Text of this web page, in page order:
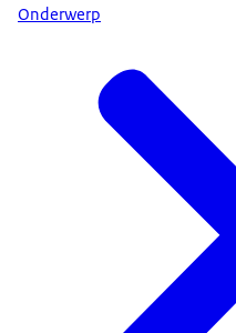
Onderwerp